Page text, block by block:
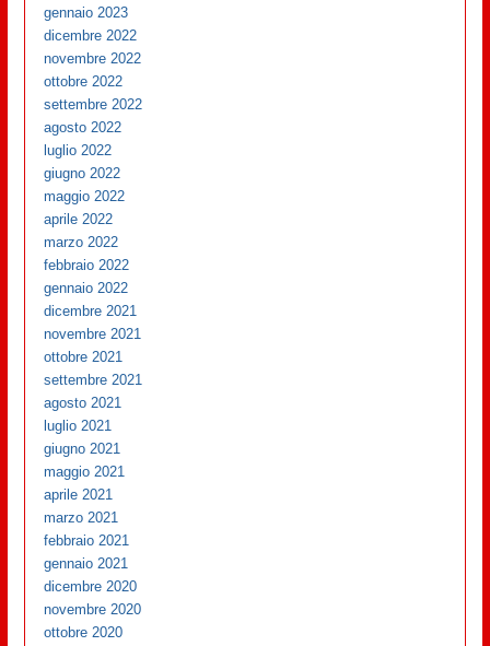
gennaio 2023
dicembre 2022
novembre 2022
ottobre 2022
settembre 2022
agosto 2022
luglio 2022
giugno 2022
maggio 2022
aprile 2022
marzo 2022
febbraio 2022
gennaio 2022
dicembre 2021
novembre 2021
ottobre 2021
settembre 2021
agosto 2021
luglio 2021
giugno 2021
maggio 2021
aprile 2021
marzo 2021
febbraio 2021
gennaio 2021
dicembre 2020
novembre 2020
ottobre 2020